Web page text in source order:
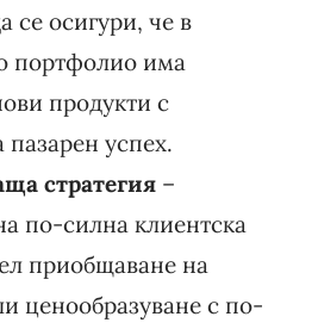
се осигури, че в
портфолио има
продукти с
пазарен успех.
стратегия –
по-силна клиентска
приобщаване на
ценообразуване с по-